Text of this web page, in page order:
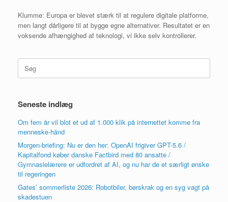
Klumme: Europa er blevet stærk til at regulere digitale platforme,
men langt dårligere til at bygge egne alternativer. Resultatet er en
voksende afhængighed af teknologi, vi ikke selv kontrollerer.
Søg
efter:
Seneste indlæg
Om fem år vil blot et ud af 1.000 klik på internettet komme fra
menneske-hånd
Morgen-briefing: Nu er den her: OpenAI frigiver GPT-5.6 /
Kapitalfond køber danske Factbird med 80 ansatte /
Gymnasielærere er udfordret af AI, og nu har de et særligt ønske
til regeringen
Gates’ sommerliste 2026: Robotbiler, børskrak og en syg vagt på
skadestuen